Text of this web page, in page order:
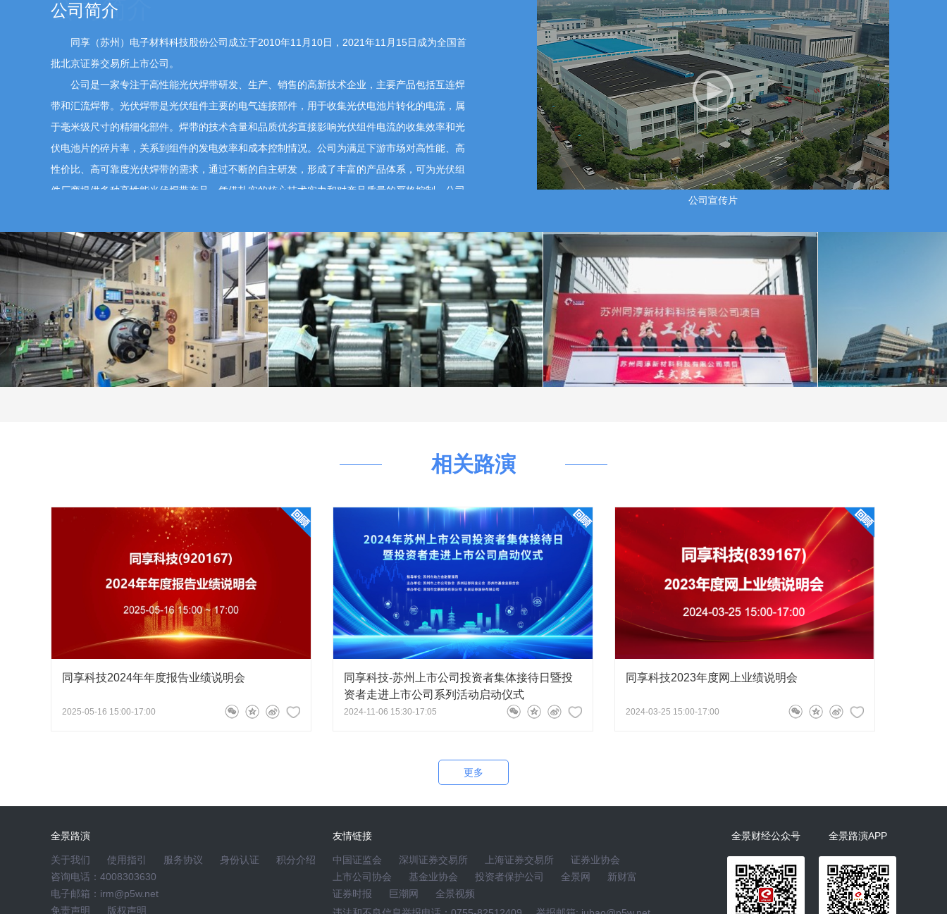
性储备项目开展预研，暂未对接航天相关项目，后续将结合行业发展审慎推进。 2.关于北交所 ETF 与机构资金
对接：公司始终重视与资本市场各类投资者的沟通交流，将持续关注北交所 ETF 等市场工具的推进情况，积极
维护投资者关系，目前暂无专门的机构资金引入计划，相关事项若有进展，将严格按照规定履行信息披露义
务。 3.关于在手订单与海外客户情况：公司目前在手订单充足，长单订单规模稳定，将根据客户需求合理安排
生产交付；海外客户占比保持在合理区间，公司将持续推进海外市场拓展，优化客户结构。但上述情况存在不
确定性，具体内容请关注公司定期报告。 4.关于毛利率与产能利用率：硅料价格下行带动产业链成本改善，有
利于公司毛利率水平修复，公司将通过优化产品结构、提升高附加值产品占比、强化成本管控等方式，持续改
善盈利能力；今年公司将根据市场需求合理安排产能，力争实现较高的产能利用率目标。 5.关于股东增减持与
市值管理：截至目前，公司未收到大股东及核心股东的增减持计划通知；公司始终重视维护全体股东利益，坚
持聚焦主业、提升经营质量，以稳健的业绩和规范的治理回报投资者，不存在应披露而未披露的市值管理相关
186****5718 2026-05-14 17:23:11
公司今年的分红政策是什么样的？什么时候实施？ 【征集问题】
2026-05-15 16:48:48 董事长、总经理陆利斌
尊敬的投资者，您好，感谢关注同享科技!在综合考虑公司战略规划、现金流量情况，保证公司健康、稳定、持
续发展的前提下，根据相关法律法规及《公司章程》、《利润分配管理制度》、《2024年至2026年三年分红回
报规划》等要求，2026年4月28日，公司召开第四届董事会第五次会议，审议通过《2025年年度权益分派预案
公告》，2025年年度分红计划:拟每10股派现0.3元，最近三年已分配及拟分配的现金红利总额（包括）共计
19,713,853.88元，占最近三年年均归属于上市公司股东的净利润比例为32.06%。可详见北京证券交易所发布
2026-05-15 16:45:47 财务负责人、董事会秘书蒋茜
尊敬的投资者，您好，感谢关注同享科技！2025年光伏焊带产能约为3.6万吨，产能利用率约为90%；全资子
公司苏州同淳新材料科技有限公司布局的年产3万吨光伏焊带项目厂房已竣工，后续将按客户订单需求分阶段投
产，逐步提升公司光伏焊带产能规模与市场供应能力。谢谢！
173****6651 问 财务负责人、董事会秘书蒋茜 2026-05-15 15:44:50
对于2025年增收不增利的情况，2026年的计划和展望如何？
2026-05-15 16:42:28 财务负责人、董事会秘书蒋茜
尊敬的投资者，您好，感谢关注同享科技!2026年公司将持续加速推进TOPCon、HJT 专用焊带研发攻关，进一
尊敬的投资者，您好！感谢您对同享科技的关注。深度服务光伏组件龙头客户是公司核心发展战略，公司客户
结构以绑定行业头部组件大厂为主，涵盖隆基、晶科、通威等主流企业，下游头部组件厂商对焊带、汇流带产
品的技术标准、供货稳定性及定制化配套能力要求严苛，不会单纯以最低价招标，更看重综合配套价值与长期
公司简介
同享（苏州）电子材料科技股份公司成立于2010年11月10日，2021年11月15日成为全国首
批北京证券交易所上市公司。
公司是一家专注于高性能光伏焊带研发、生产、销售的高新技术企业，主要产品包括互连焊
带和汇流焊带。光伏焊带是光伏组件主要的电气连接部件，用于收集光伏电池片转化的电流，属
于毫米级尺寸的精细化部件。焊带的技术含量和品质优劣直接影响光伏组件电流的收集效率和光
伏电池片的碎片率，关系到组件的发电效率和成本控制情况。公司为满足下游市场对高性能、高
性价比、高可靠度光伏焊带的需求，通过不断的自主研发，形成了丰富的产品体系，可为光伏组
件厂商提供多种高性能光伏焊带产品。凭借扎实的核心技术实力和对产品质量的严格控制，公司
公司是江苏省专精特新中小企业，公司的技术中心被评为江苏省企业技术中心、苏州市企业
技术中心、苏州市高效增益光伏焊带工程技术研究中心，公司的研发工作受到相关部门的认可，
曾被吴江区科技局评为十佳创新模范单位。公司在行业内综合实力表现优良，多次被光伏组件龙
头企业授予优秀供应商称号，未来随着公司业务的逐步扎实扩张，行业市场地位将得到进一步提
升。
公司宣传片
相关路演
同享科技2024年年度报告业绩说明会
2025-05-16 15:00-17:00
同享科技-苏州上市公司投资者集体接待日暨投
资者走进上市公司系列活动启动仪式
2024-11-06 15:30-17:05
同享科技2023年度网上业绩说明会
2024-03-25 15:00-17:00
更多
全景路演
关于我们 使用指引 服务协议 身份认证
积分介绍
咨询电话：4008303630
电子邮箱：irm@p5w.net
免责声明
版权声明
友情链接
中国证监会 深圳证券交易所 上海证券交易所
证券业协会
上市公司协会
基金业协会 投资者保护公司 全景网
新财富
证券时报
巨潮网 全景视频
全景路演APP
全景财经公众号